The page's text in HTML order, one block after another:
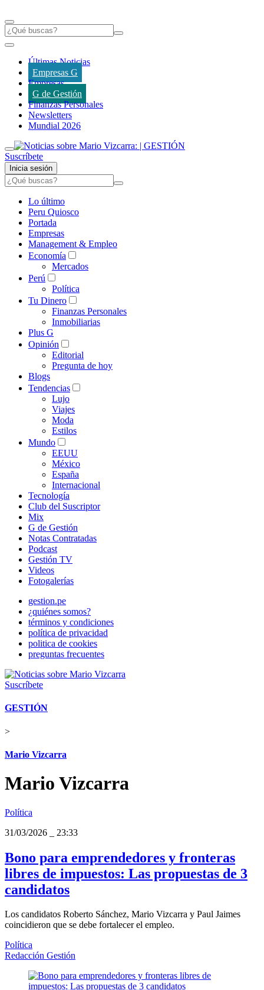
Últimas Noticias
Empresas G
Empresas
G de Gestión
Finanzas Personales
Newsletters
Mundial 2026
Suscríbete
Inicia sesión
Lo último
Peru Quiosco
Portada
Empresas
Management & Empleo
Economía
Mercados
Perú
Política
Tu Dinero
Finanzas Personales
Inmobiliarias
Plus G
Opinión
Editorial
Pregunta de hoy
Blogs
Tendencias
Lujo
Viajes
Moda
Estilos
Mundo
EEUU
México
España
Internacional
Tecnología
Club del Suscriptor
Mix
G de Gestión
Notas Contratadas
Podcast
Gestión TV
Videos
Fotogalerías
gestion.pe
¿quiénes somos?
términos y condiciones
política de privacidad
politica de cookies
preguntas frecuentes
Suscríbete
GESTIÓN
>
Mario Vizcarra
Mario Vizcarra
Política
31/03/2026
23:33
Bono para emprendedores y fronteras
libres de impuestos: Las propuestas de 3
candidatos
Los candidatos Roberto Sánchez, Mario Vizcarra y Paul Jaimes
coincidieron que se debe fortalecer el empleo.
Política
Redacción Gestión